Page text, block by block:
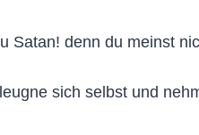
Satan! denn du meinst
sich selbst und